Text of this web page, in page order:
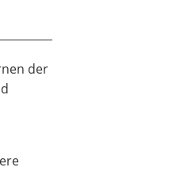
der